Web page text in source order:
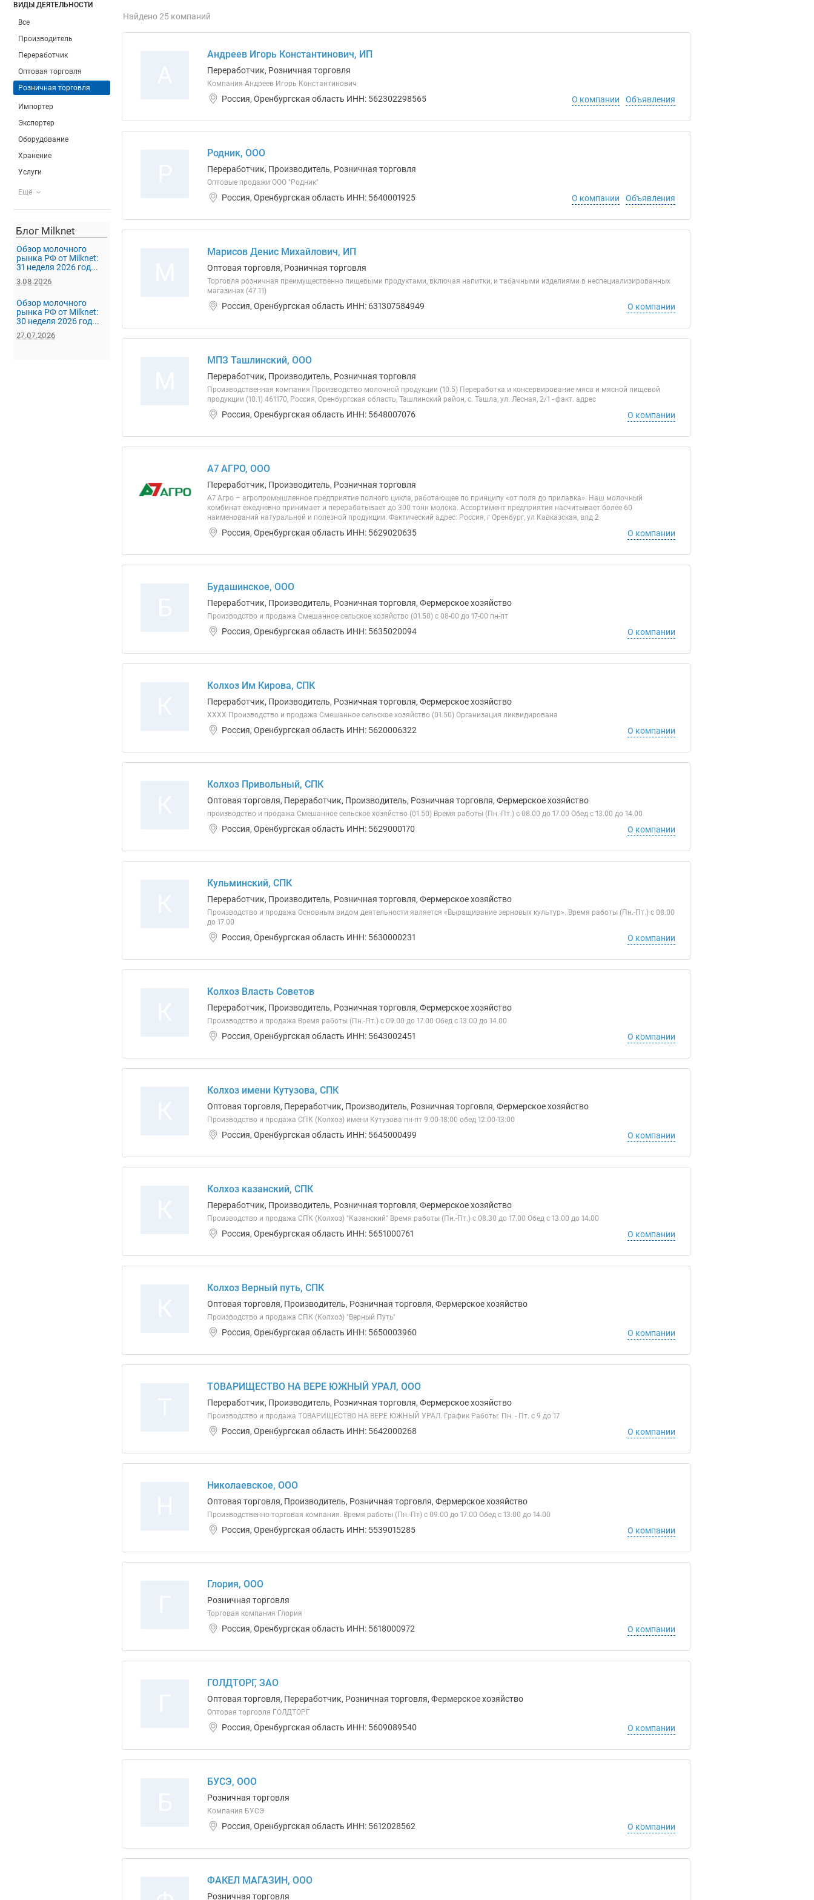
ВИДЫ ДЕЯТЕЛЬНОСТИ
Все
Производитель
Переработчик
Оптовая торговля
Розничная торговля
Импортер
Экспортер
Оборудование
Хранение
Услуги
Ещё
Блог Milknet
Обзор молочного
рынка РФ от Milknet:
31 неделя 2026 год...
3.08.2026
Обзор молочного
рынка РФ от Milknet:
30 неделя 2026 год...
27.07.2026
Найдено 25 компаний
Андреев Игорь Константинович, ИП
Переработчик, Розничная торговля
Компания Андреев Игорь Константинович
Россия, Оренбургская область ИНН: 562302298565 О компании Объявления
Родник, ООО
Переработчик, Производитель, Розничная торговля
Оптовые продажи ООО "Родник"
Россия, Оренбургская область ИНН: 5640001925 О компании Объявления
Марисов Денис Михайлович, ИП
Оптовая торговля, Розничная торговля
Торговля розничная преимущественно пищевыми продуктами, включая напитки, и табачными изделиями в неспециализированных
магазинах (47.11)
Россия, Оренбургская область ИНН: 631307584949 О компании
МПЗ Ташлинский, ООО
Переработчик, Производитель, Розничная торговля
Производственная компания Производство молочной продукции (10.5) Переработка и консервирование мяса и мясной пищевой
продукции (10.1) 461170, Россия, Оренбургская область, Ташлинский район, с. Ташла, ул. Лесная, 2/1 - факт. адрес
Россия, Оренбургская область ИНН: 5648007076 О компании
А7 АГРО, ООО
Переработчик, Производитель, Розничная торговля
А7 Агро – агропромышленное предприятие полного цикла, работающее по принципу «от поля до прилавка». Наш молочный
комбинат ежедневно принимает и перерабатывает до 300 тонн молока. Ассортимент предприятия насчитывает более 60
наименований натуральной и полезной продукции. Фактический адрес: Россия, г Оренбург, ул Кавказская, влд 2
Россия, Оренбургская область ИНН: 5629020635 О компании
Будашинское, ООО
Переработчик, Производитель, Розничная торговля, Фермерское хозяйство
Производство и продажа Смешанное сельское хозяйство (01.50) с 08-00 до 17-00 пн-пт
Россия, Оренбургская область ИНН: 5635020094 О компании
Колхоз Им Кирова, СПК
Переработчик, Производитель, Розничная торговля, Фермерское хозяйство
ХХХХ Производство и продажа Смешанное сельское хозяйство (01.50) Организация ликвидирована
Россия, Оренбургская область ИНН: 5620006322 О компании
Колхоз Привольный, СПК
Оптовая торговля, Переработчик, Производитель, Розничная торговля, Фермерское хозяйство
производство и продажа Смешанное сельское хозяйство (01.50) Время работы (Пн.-Пт.) с 08.00 до 17.00 Обед с 13.00 до 14.00
Россия, Оренбургская область ИНН: 5629000170 О компании
Кульминский, СПК
Переработчик, Производитель, Розничная торговля, Фермерское хозяйство
Производство и продажа Основным видом деятельности является «Выращивание зерновых культур». Время работы (Пн.-Пт.) с 08.00
до 17.00
Россия, Оренбургская область ИНН: 5630000231 О компании
Колхоз Власть Советов
Переработчик, Производитель, Розничная торговля, Фермерское хозяйство
Производство и продажа Время работы (Пн.-Пт.) с 09.00 до 17.00 Обед с 13.00 до 14.00
Россия, Оренбургская область ИНН: 5643002451 О компании
Колхоз имени Кутузова, СПК
Оптовая торговля, Переработчик, Производитель, Розничная торговля, Фермерское хозяйство
Производство и продажа СПК (Колхоз) имени Кутузова пн-пт 9:00-18:00 обед 12:00-13:00
Россия, Оренбургская область ИНН: 5645000499 О компании
Колхоз казанский, СПК
Переработчик, Производитель, Розничная торговля, Фермерское хозяйство
Производство и продажа СПК (Колхоз) "Казанский" Время работы (Пн.-Пт.) с 08.30 до 17.00 Обед с 13.00 до 14.00
Россия, Оренбургская область ИНН: 5651000761 О компании
Колхоз Верный путь, СПК
Оптовая торговля, Производитель, Розничная торговля, Фермерское хозяйство
Производство и продажа СПК (Колхоз) "Верный Путь"
Россия, Оренбургская область ИНН: 5650003960 О компании
ТОВАРИЩЕСТВО НА ВЕРЕ ЮЖНЫЙ УРАЛ, ООО
Переработчик, Производитель, Розничная торговля, Фермерское хозяйство
Производство и продажа ТОВАРИЩЕСТВО НА ВЕРЕ ЮЖНЫЙ УРАЛ. График Работы: Пн. - Пт. с 9 до 17
Россия, Оренбургская область ИНН: 5642000268 О компании
Николаевское, ООО
Оптовая торговля, Производитель, Розничная торговля, Фермерское хозяйство
Производственно-торговая компания. Время работы (Пн.-Пт) с 09.00 до 17.00 Обед с 13.00 до 14.00
Россия, Оренбургская область ИНН: 5539015285 О компании
Глория, ООО
Розничная торговля
Торговая компания Глория
Россия, Оренбургская область ИНН: 5618000972 О компании
ГОЛДТОРГ, ЗАО
Оптовая торговля, Переработчик, Розничная торговля, Фермерское хозяйство
Оптовая торговля ГОЛДТОРГ
Россия, Оренбургская область ИНН: 5609089540 О компании
БУСЭ, ООО
Розничная торговля
Компания БУСЭ
Россия, Оренбургская область ИНН: 5612028562 О компании
ФАКЕЛ МАГАЗИН, ООО
Розничная торговля